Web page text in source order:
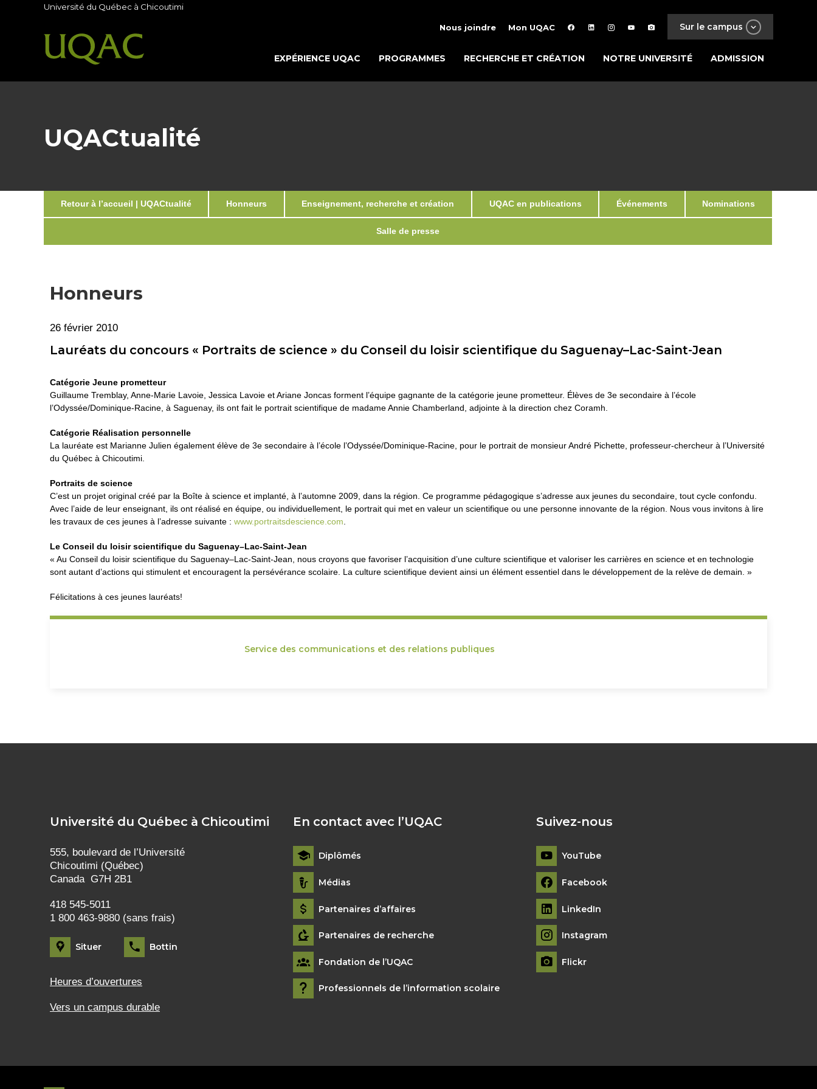
Université du Québec à Chicoutimi
Sur le campus
Nous joindre Mon UQAC
EXPÉRIENCE UQAC PROGRAMMES RECHERCHE ET CRÉATION NOTRE UNIVERSITÉ ADMISSION
UQACtualité
Retour à l’accueil | UQACtualité Honneurs Enseignement, recherche et création UQAC en publications Événements Nominations
Salle de presse
Honneurs
26 février 2010
Lauréats du concours « Portraits de science » du Conseil du loisir scientifique du Saguenay–Lac-Saint-Jean
Catégorie Jeune prometteur
Guillaume Tremblay, Anne-Marie Lavoie, Jessica Lavoie et Ariane Joncas forment l’équipe gagnante de la catégorie jeune prometteur. Élèves de 3e secondaire à l’école
l’Odyssée/Dominique-Racine, à Saguenay, ils ont fait le portrait scientifique de madame Annie Chamberland, adjointe à la direction chez Coramh.
Catégorie Réalisation personnelle
La lauréate est Marianne Julien également élève de 3e secondaire à l’école l’Odyssée/Dominique-Racine, pour le portrait de monsieur André Pichette, professeur-chercheur à l’Université
du Québec à Chicoutimi.
Portraits de science
C’est un projet original créé par la Boîte à science et implanté, à l’automne 2009, dans la région. Ce programme pédagogique s’adresse aux jeunes du secondaire, tout cycle confondu.
Avec l’aide de leur enseignant, ils ont réalisé en équipe, ou individuellement, le portrait qui met en valeur un scientifique ou une personne innovante de la région. Nous vous invitons à lire
les travaux de ces jeunes à l’adresse suivante : www.portraitsdescience.com
Le Conseil du loisir scientifique du Saguenay–Lac-Saint-Jean
« Au Conseil du loisir scientifique du Saguenay–Lac-Saint-Jean, nous croyons que favoriser l’acquisition d’une culture scientifique et valoriser les carrières en science et en technologie
sont autant d’actions qui stimulent et encouragent la persévérance scolaire. La culture scientifique devient ainsi un élément essentiel dans le développement de la relève de demain. »
Félicitations à ces jeunes lauréats!
Service des communications et des relations publiques
Université du Québec à Chicoutimi
555, boulevard de l’Université
Chicoutimi (Québec)
Canada G7H 2B1
418 545-5011
1 800 463-9880 (sans frais)
Situer Bottin
Heures d’ouvertures
Vers un campus durable
En contact avec l’UQAC
Diplômés
Médias
Partenaires d’affaires
Partenaires de recherche
Fondation de l’UQAC
Professionnels de l’information scolaire
Suivez-nous
YouTube
Facebook
LinkedIn
Instagram
Flickr